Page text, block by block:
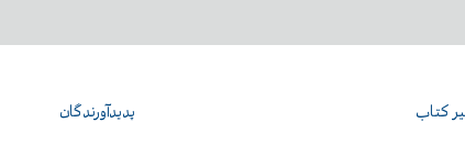
کتاب پدیدآورندگان